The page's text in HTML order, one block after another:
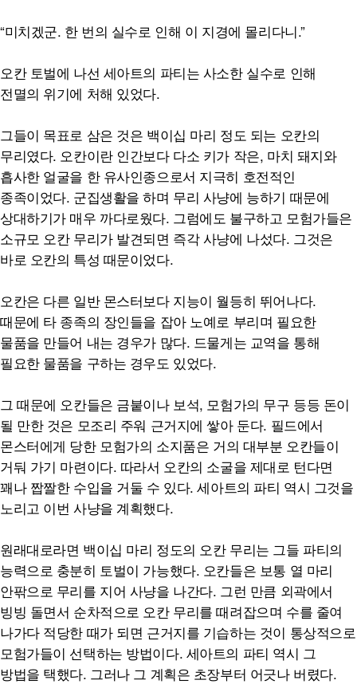
“미치겠군. 한 번의 실수로 인해 이 지경에 몰리다니.”
오칸 토벌에 나선 세아트의 파티는 사소한 실수로 인해
전멸의 위기에 처해 있었다.
그들이 목표로 삼은 것은 백이십 마리 정도 되는 오칸의
무리였다. 오칸이란 인간보다 다소 키가 작은, 마치 돼지와
흡사한 얼굴을 한 유사인종으로서 지극히 호전적인
종족이었다. 군집생활을 하며 무리 사냥에 능하기 때문에
상대하기가 매우 까다로웠다. 그럼에도 불구하고 모험가들은
소규모 오칸 무리가 발견되면 즉각 사냥에 나섰다. 그것은
바로 오칸의 특성 때문이었다.
오칸은 다른 일반 몬스터보다 지능이 월등히 뛰어나다.
때문에 타 종족의 장인들을 잡아 노예로 부리며 필요한
물품을 만들어 내는 경우가 많다. 드물게는 교역을 통해
필요한 물품을 구하는 경우도 있었다.
그 때문에 오칸들은 금붙이나 보석, 모험가의 무구 등등 돈이
될 만한 것은 모조리 주워 근거지에 쌓아 둔다. 필드에서
몬스터에게 당한 모험가의 소지품은 거의 대부분 오칸들이
거둬 가기 마련이다. 따라서 오칸의 소굴을 제대로 턴다면
꽤나 짭짤한 수입을 거둘 수 있다. 세아트의 파티 역시 그것을
노리고 이번 사냥을 계획했다.
원래대로라면 백이십 마리 정도의 오칸 무리는 그들 파티의
능력으로 충분히 토벌이 가능했다. 오칸들은 보통 열 마리
안팎으로 무리를 지어 사냥을 나간다. 그런 만큼 외곽에서
빙빙 돌면서 순차적으로 오칸 무리를 때려잡으며 수를 줄여
나가다 적당한 때가 되면 근거지를 기습하는 것이 통상적으로
모험가들이 선택하는 방법이다. 세아트의 파티 역시 그
방법을 택했다. 그러나 그 계획은 초장부터 어긋나 버렸다.